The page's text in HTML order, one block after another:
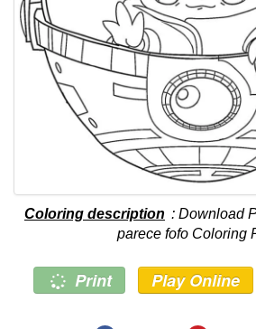
Coloring description : Download
parece fofo Coloring
Print Play Online